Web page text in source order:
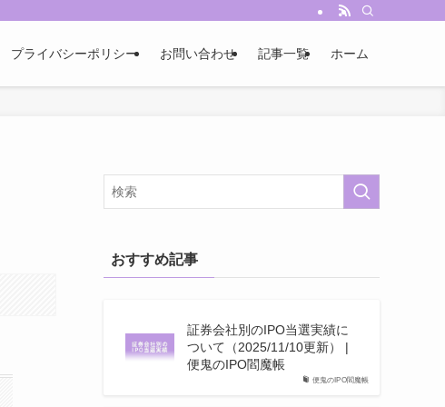
プライバシーポリシー お問い合わせ 記事一覧 ホーム
おすすめ記事
便鬼のIPO閻魔帳
証券会社別のIPO当選実績に
ついて（2025/11/10更新） |
便鬼のIPO閻魔帳